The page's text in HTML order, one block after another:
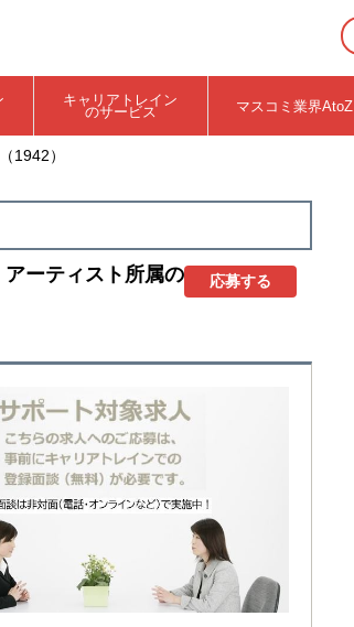
キャリアトレイン
のサービス マスコミ業界AtoZ
1942）
応募する
アーティスト所属の